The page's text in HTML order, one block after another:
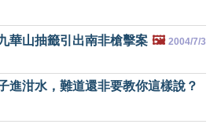
華山抽籤引出南非槍擊案 🖼️ 2004/7/3
進泔水，難道還非要教你這樣說？